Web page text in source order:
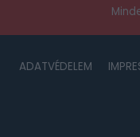
ADATVÉDELEM